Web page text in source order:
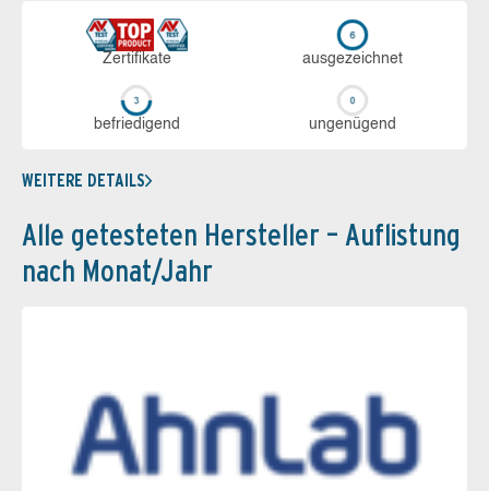
Zerti­fikate aus­ge­zeich­net
be­frie­di­gend un­ge­nü­gend
WEITERE DETAILS
Alle getesteten Hersteller – Auflistung
nach Monat/Jahr